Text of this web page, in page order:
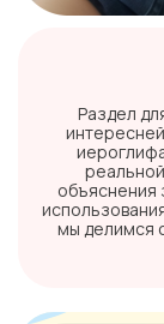
Раздел
объяснения
мы делимся